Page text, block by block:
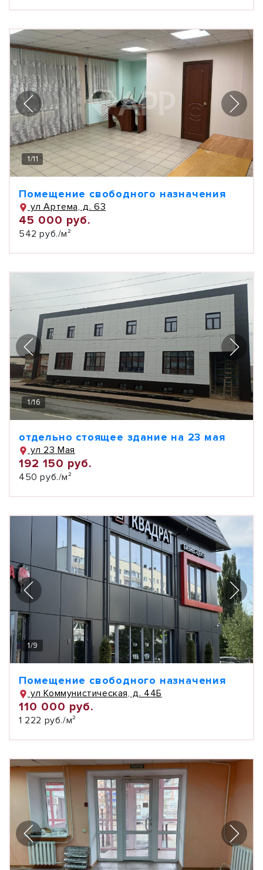
1/11
Помещение свободного назначения
ул Артема, д. 63
45 000 руб.
542 руб./м²
1/16
отдельно стоящее здание на 23 мая
ул 23 Мая
192 150 руб.
450 руб./м²
1/9
Помещение свободного назначения
ул Коммунистическая, д. 44Б
110 000 руб.
1 222 руб./м²